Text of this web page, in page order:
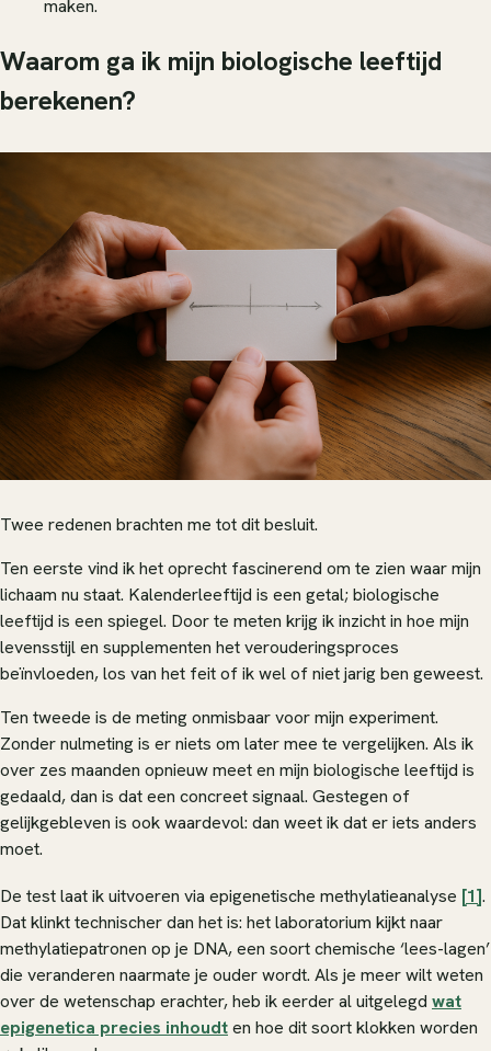
maken.
Waarom ga ik mijn biologische leeftijd
berekenen?
Twee redenen brachten me tot dit besluit.
Ten eerste vind ik het oprecht fascinerend om te zien waar mijn
lichaam nu staat. Kalenderleeftijd is een getal; biologische
leeftijd is een spiegel. Door te meten krijg ik inzicht in hoe mijn
levensstijl en supplementen het verouderingsproces
beïnvloeden, los van het feit of ik wel of niet jarig ben geweest.
Ten tweede is de meting onmisbaar voor mijn experiment.
Zonder nulmeting is er niets om later mee te vergelijken. Als ik
over zes maanden opnieuw meet en mijn biologische leeftijd is
gedaald, dan is dat een concreet signaal. Gestegen of
gelijkgebleven is ook waardevol: dan weet ik dat er iets anders
moet.
De test laat ik uitvoeren via epigenetische methylatieanalyse [1].
Dat klinkt technischer dan het is: het laboratorium kijkt naar
methylatiepatronen op je DNA, een soort chemische ‘lees-lagen’
die veranderen naarmate je ouder wordt. Als je meer wilt weten
over de wetenschap erachter, heb ik eerder al uitgelegd wat
epigenetica precies inhoudten hoe dit soort klokken worden